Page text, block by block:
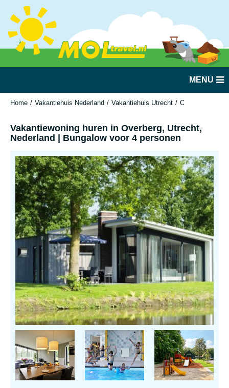
MENU
Home Vakantiehuis Nederland Vakantiehuis Utrecht Overberg
Vakantiewoning huren in Overberg, Utrecht,
Nederland | Bungalow voor 4 personen